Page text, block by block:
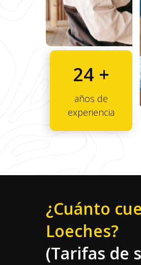
24 +
años de
experiencia
¿Cuánto
Loeches?
(Tarifas de